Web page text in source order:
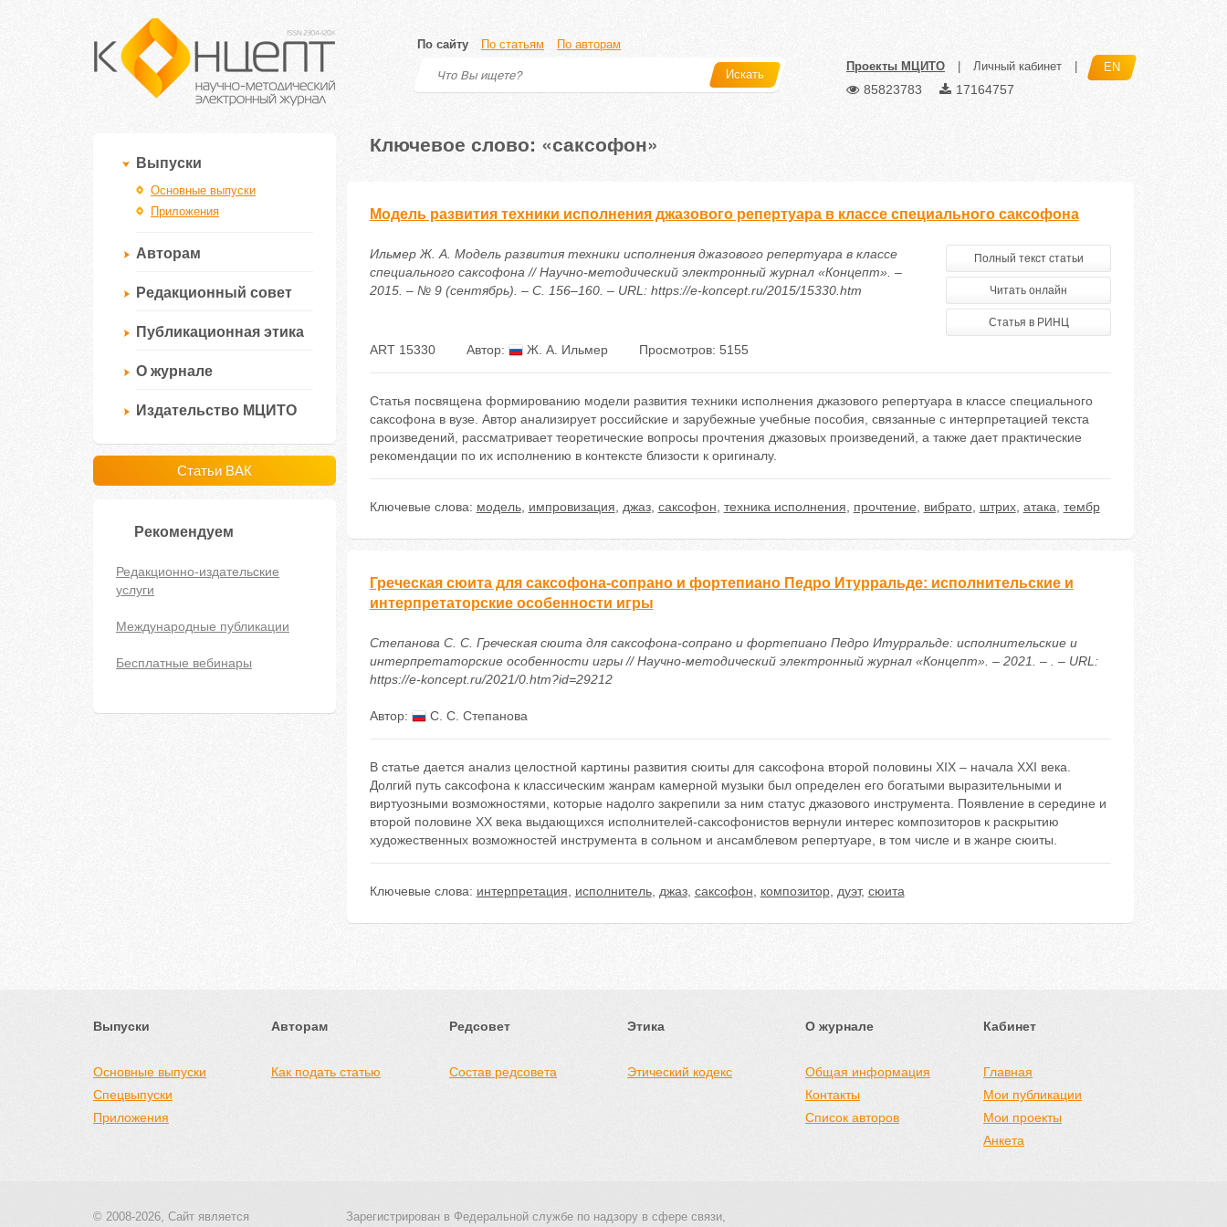
По сайту По статьям По авторам
Искать
Проекты МЦИТО Личный кабинет EN
85823783 17164757
Выпуски
Основные выпуски
Приложения
Авторам
Редакционный совет
Публикационная этика
О журнале
Издательство МЦИТО
Статьи ВАК
Рекомендуем
Редакционно-издательские
услуги
Международные публикации
Бесплатные вебинары
Ключевое слово: «саксофон»
Модель развития техники исполнения джазового репертуара в классе специального саксофона
Ильмер Ж. А. Модель развития техники исполнения джазового репертуара в классе
специального саксофона // Научно-методический электронный журнал «Концепт». –
2015. – № 9 (сентябрь). – С. 156–160. – URL: https://e-koncept.ru/2015/15330.htm
Полный текст статьи
Читать онлайн
Статья в РИНЦ
ART 15330 Автор: Ж. А. Ильмер Просмотров: 5155
Статья посвящена формированию модели развития техники исполнения джазового репертуара в классе специального
саксофона в вузе. Автор анализирует российские и зарубежные учебные пособия, связанные с интерпретацией текста
произведений, рассматривает теоретические вопросы прочтения джазовых произведений, а также дает практические
рекомендации по их исполнению в контексте близости к оригиналу.
Ключевые слова: модель, импровизация джаз, саксофон техника исполнения прочтение вибрато, штрих, атака тембр
Греческая сюита для саксофона-сопрано и фортепиано Педро Итурральде: исполнительские и
интерпретаторские особенности игры
Степанова С. С. Греческая сюита для саксофона-сопрано и фортепиано Педро Итурральде: исполнительские и
интерпретаторские особенности игры // Научно-методический электронный журнал «Концепт». – 2021. – . – URL:
https://e-koncept.ru/2021/0.htm?id=29212
Автор: С. С. Степанова
В статье дается анализ целостной картины развития сюиты для саксофона второй половины XIX – начала XXI века.
Долгий путь саксофона к классическим жанрам камерной музыки был определен его богатыми выразительными и
виртуозными возможностями, которые надолго закрепили за ним статус джазового инструмента. Появление в середине и
второй половине ХХ века выдающихся исполнителей-саксофонистов вернули интерес композиторов к раскрытию
художественных возможностей инструмента в сольном и ансамблевом репертуаре, в том числе и в жанре сюиты.
Ключевые слова: интерпретация исполнитель, джаз, саксофон композитор, дуэт, сюита
Выпуски
Основные выпуски
Спецвыпуски
Приложения
Авторам
Как подать статью
Редсовет
Состав редсовета
Этика
Этический кодекс
О журнале
Общая информация
Контакты
Список авторов
Кабинет
Главная
Мои публикации
Мои проекты
Анкета
© 2008-2026, Сайт является
Зарегистрирован в Федеральной службе по надзору в сфере связи,